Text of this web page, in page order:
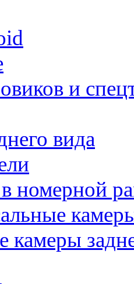
и
вида
номерной
камеры